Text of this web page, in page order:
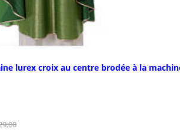
lurex croix au centre brodée à la